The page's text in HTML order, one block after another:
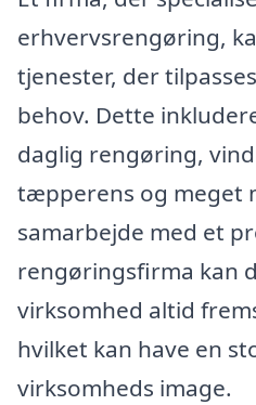
erhvervsrengøring,
tjenester, der
behov. Dette
daglig rengøring,
tæpperens og meget
samarbejde med et
rengøringsfirma kan
virksomhed altid
hvilket kan have en
virksomheds image.